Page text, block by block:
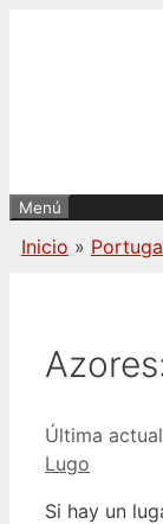
Menú
Inicio »
Lugo
Si hay un